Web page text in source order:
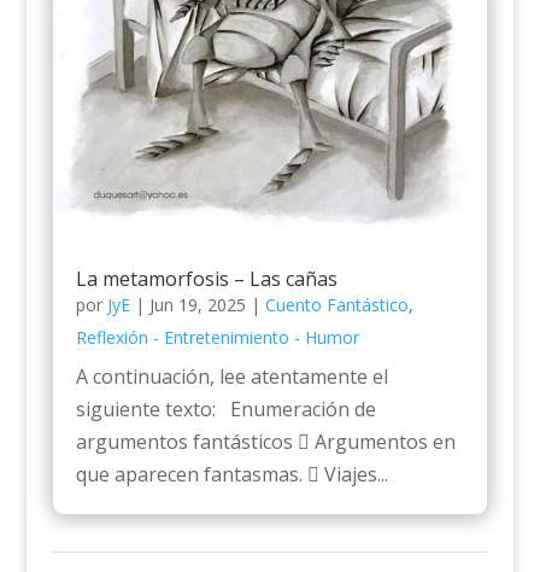
La metamorfosis – Las cañas
por JyE| Jun 19, 2025 | Cuento Fantástico,
Reflexión - Entretenimiento - Humor
A continuación, lee atentamente el
siguiente texto: Enumeración de
argumentos fantásticos  Argumentos en
que aparecen fantasmas.  Viajes...